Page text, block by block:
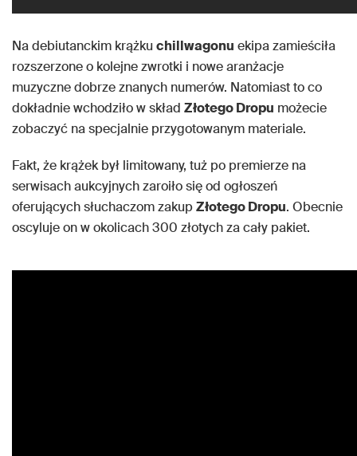
Na debiutanckim krążku chillwagonu ekipa zamieściła
rozszerzone o kolejne zwrotki i nowe aranżacje
muzyczne dobrze znanych numerów. Natomiast to co
dokładnie wchodziło w skład Złotego Dropu możecie
zobaczyć na specjalnie przygotowanym materiale.
Fakt, że krążek był limitowany, tuż po premierze na
serwisach aukcyjnych zaroiło się od ogłoszeń
oferujących słuchaczom zakupZłotego Dropu. Obecnie
oscyluje on w okolicach 300 złotych za cały pakiet.